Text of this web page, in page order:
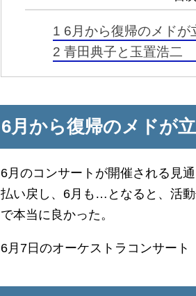
1 6月から復帰のメドが
2 青田典子と玉置浩二
6月から復帰のメドが
6月のコンサートが開催される見
払い戻し、6月も…となると、活
で本当に良かった。
6月7日のオーケストラコンサー